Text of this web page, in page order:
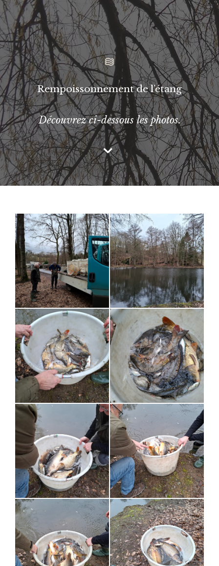
Rempoissonnement de l’étang
Découvrez ci-dessous les photos.